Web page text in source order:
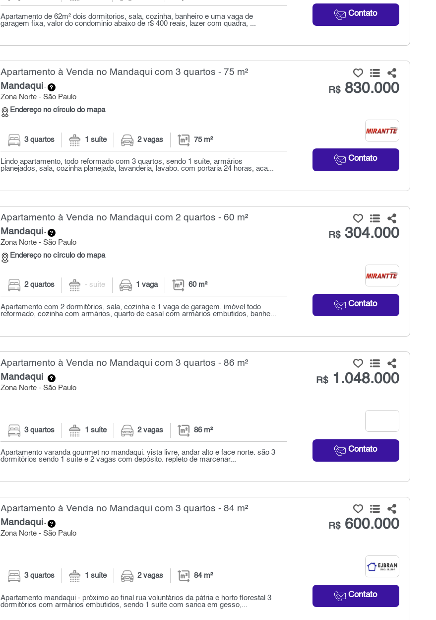
Contato
Apartamento de 62m² dois dormitorios, sala, cozinha, banheiro e uma vaga de
garagem fixa, valor do condominio abaixo de r$ 400 reais, lazer com quadra, ...
Apartamento à Venda no Mandaqui com 3 quartos - 75 m²
Mandaqui-
Zona Norte - São Paulo
Endereço no círculo do mapa
R$830.000
Contato
3 quartos 1 suíte 2 vagas 75 m²
Lindo apartamento, todo reformado com 3 quartos, sendo 1 suíte, armários
planejados, sala, cozinha planejada, lavanderia, lavabo. com portaria 24 horas, aca...
Apartamento à Venda no Mandaqui com 2 quartos - 60 m²
Mandaqui-
Zona Norte - São Paulo
Endereço no círculo do mapa
R$304.000
Contato
2 quartos - suíte 1 vaga 60 m²
Apartamento com 2 dormitórios, sala, cozinha e 1 vaga de garagem. imóvel todo
reformado, cozinha com armários, quarto de casal com armários embutidos, banhe...
Apartamento à Venda no Mandaqui com 3 quartos - 86 m²
Mandaqui-
Zona Norte - São Paulo
R$1.048.000
Contato
3 quartos 1 suíte 2 vagas 86 m²
Apartamento varanda gourmet no mandaqui. vista livre, andar alto e face norte. são 3
dormitórios sendo 1 suíte e 2 vagas com depósito. repleto de marcenar...
Apartamento à Venda no Mandaqui com 3 quartos - 84 m²
Mandaqui-
Zona Norte - São Paulo
R$600.000
Contato
3 quartos 1 suíte 2 vagas 84 m²
Apartamento mandaqui - próximo ao final rua voluntários da pátria e horto florestal 3
dormitórios com armários embutidos, sendo 1 suíte com sanca em gesso,...